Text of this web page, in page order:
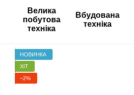
Велика
побутова
техніка
Вбудована
техніка
НОВИНКА
ХІТ
−2%